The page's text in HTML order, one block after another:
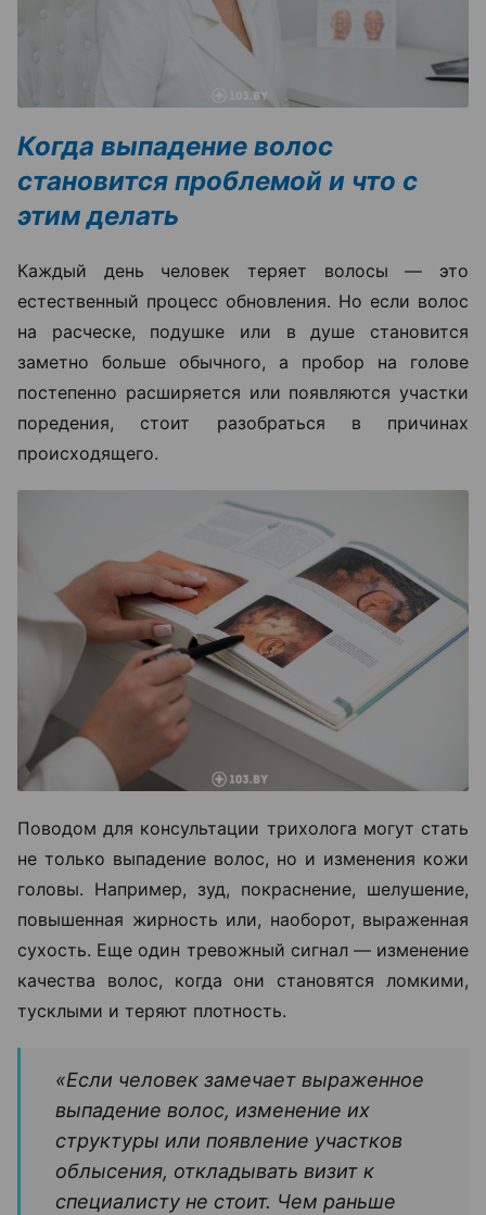
Когда выпадение волос
становится проблемой и что с
этим делать
Каждый день человек теряет волосы — это
естественный процесс обновления. Но если волос
на расческе, подушке или в душе становится
заметно больше обычного, а пробор на голове
постепенно расширяется или появляются участки
поредения, стоит разобраться в причинах
происходящего.
Поводом для консультации трихолога могут стать
не только выпадение волос, но и изменения кожи
головы. Например, зуд, покраснение, шелушение,
повышенная жирность или, наоборот, выраженная
сухость. Еще один тревожный сигнал — изменение
качества волос, когда они становятся ломкими,
тусклыми и теряют плотность.
«Если человек замечает выраженное
выпадение волос, изменение их
структуры или появление участков
облысения, откладывать визит к
специалисту не стоит. Чем раньше